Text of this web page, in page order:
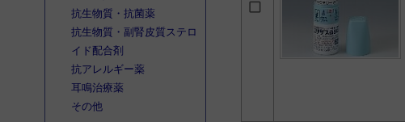
抗生物質・抗菌薬
抗生物質・副腎皮質ステロ
イド配合剤
抗アレルギー薬
耳鳴治療薬
その他